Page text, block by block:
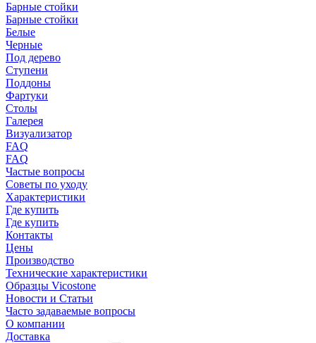
Барные стойки
Барные стойки
Белые
Черные
Под дерево
Ступени
Поддоны
Фартуки
Столы
Галерея
Визуализатор
FAQ
FAQ
Частые вопросы
Советы по уходу
Характеристики
Где купить
Где купить
Контакты
Цены
Производство
Технические характеристики
Образцы Vicostone
Новости и Статьи
Часто задаваемые вопросы
О компании
Доставка